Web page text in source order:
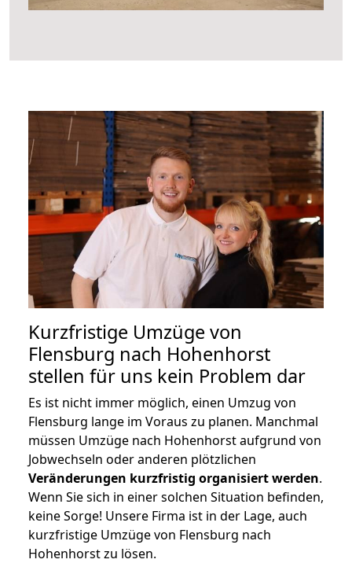
Kurzfristige Umzüge von
Flensburg nach Hohenhorst
stellen für uns kein Problem dar
Es ist nicht immer möglich, einen Umzug von
Flensburg lange im Voraus zu planen. Manchmal
müssen Umzüge nach Hohenhorst aufgrund von
Jobwechseln oder anderen plötzlichen
Veränderungen kurzfristig organisiert werden.
Wenn Sie sich in einer solchen Situation befinden,
keine Sorge! Unsere Firma ist in der Lage, auch
kurzfristige Umzüge von Flensburg nach
Hohenhorst zu lösen.